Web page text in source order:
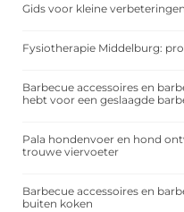
Gids voor kleine
Fysiotherapie Middelburg:
Barbecue accessoires en
hebt voor een geslaagde
Pala hondenvoer en hond
trouwe viervoeter
Barbecue accessoires en
buiten koken